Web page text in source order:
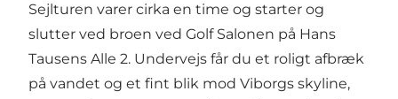
Sejlturen varer cirka en time og starter og
slutter ved broen ved Golf Salonen på Hans
Tausens Alle 2. Undervejs får du et roligt afbræk
på vandet og et fint blik mod Viborgs skyline,